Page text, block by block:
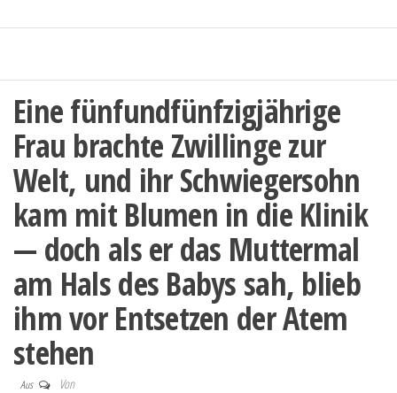
Eine fünfundfünfzigjährige
Frau brachte Zwillinge zur
Welt, und ihr Schwiegersohn
kam mit Blumen in die Klinik
— doch als er das Muttermal
am Hals des Babys sah, blieb
ihm vor Entsetzen der Atem
stehen
Aus Von